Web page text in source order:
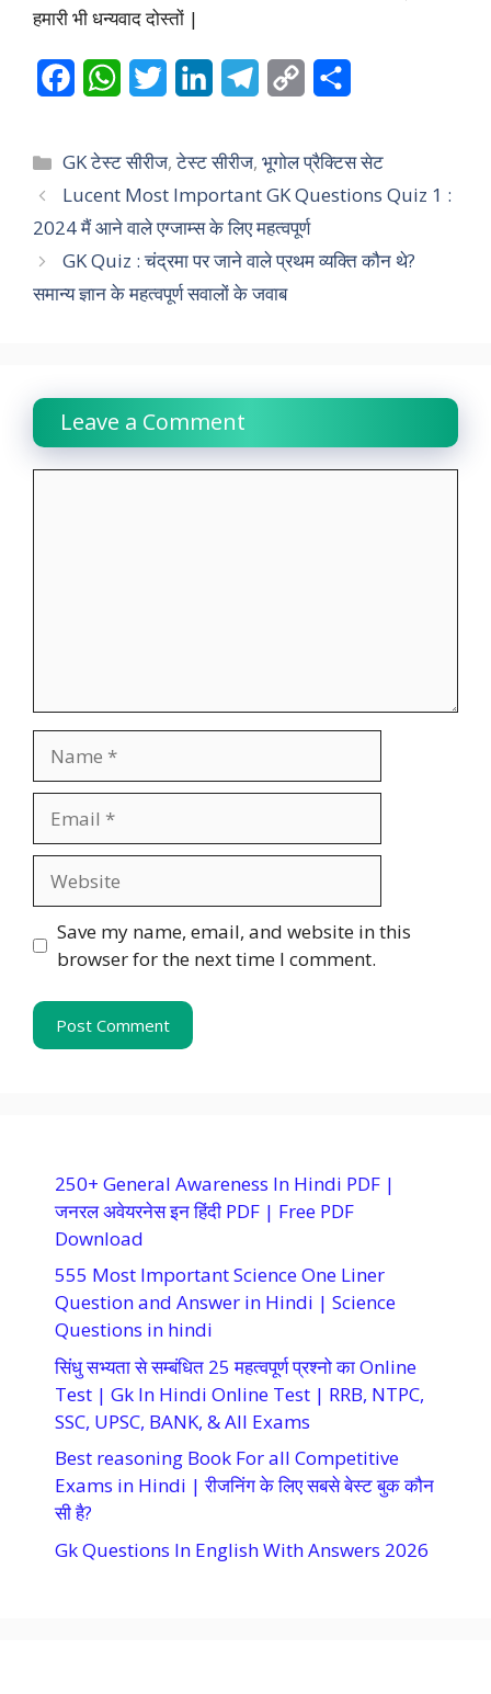
हमारी भी धन्यवाद दोस्तों |
c
e
b
o
o
W
a
t
s
A
p
i
t
t
e
r
n
k
e
d
I
l
e
g
r
a
p
y
L
i
a
r
Categories
GK टेस्ट सीरीज,टेस्ट सीरीज,भूगोल प्रैक्टिस सेट
Lucent Most Important GK Questions Quiz 1 :
2024 मैं आने वाले एग्जाम्स के लिए महत्वपूर्ण
GK Quiz : चंद्रमा पर जाने वाले प्रथम व्यक्ति कौन थे?
समान्य ज्ञान के महत्वपूर्ण सवालों के जवाब
Leave a Comment
Save my name, email, and website in this
browser for the next time I comment.
250+ General Awareness In Hindi PDF |
जनरल अवेयरनेस इन हिंदी PDF | Free PDF
Download
555 Most Important Science One Liner
Question and Answer in Hindi | Science
Questions in hindi
सिंधु सभ्यता से सम्बंधित 25 महत्वपूर्ण प्रश्नो का Online
Test | Gk In Hindi Online Test | RRB, NTPC,
SSC, UPSC, BANK, & All Exams
Best reasoning Book For all Competitive
Exams in Hindi | रीजनिंग के लिए सबसे बेस्ट बुक कौन
सी है?
Gk Questions In English With Answers 2026